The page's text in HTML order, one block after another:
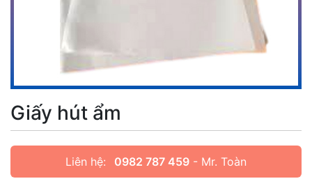
Giấy hút ẩm
Liên hệ: 0982 787 459 - Mr. Toàn